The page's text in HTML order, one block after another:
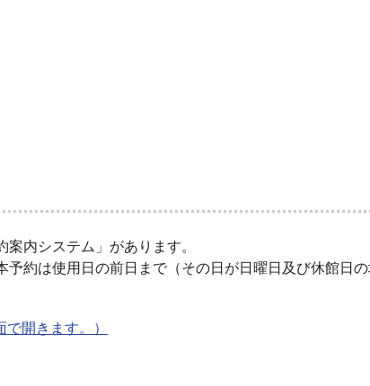
内システム」があります。
予約は使用日の前日まで（その日が日曜日及び休館日
開きます。）